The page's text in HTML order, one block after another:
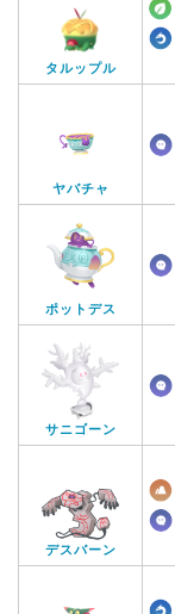
タルップル
ヤバチャ
ポットデス
サニゴーン
デスバーン